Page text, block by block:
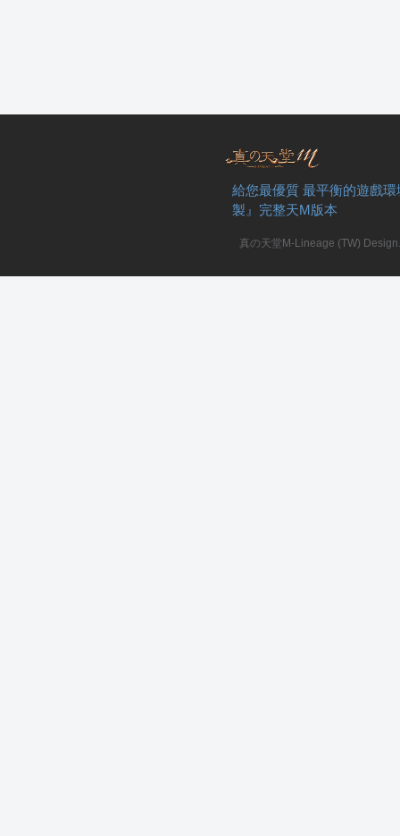
給您最優質 最平衡的遊戲
製』完整天M版本
真の天堂M-Lineage (TW)